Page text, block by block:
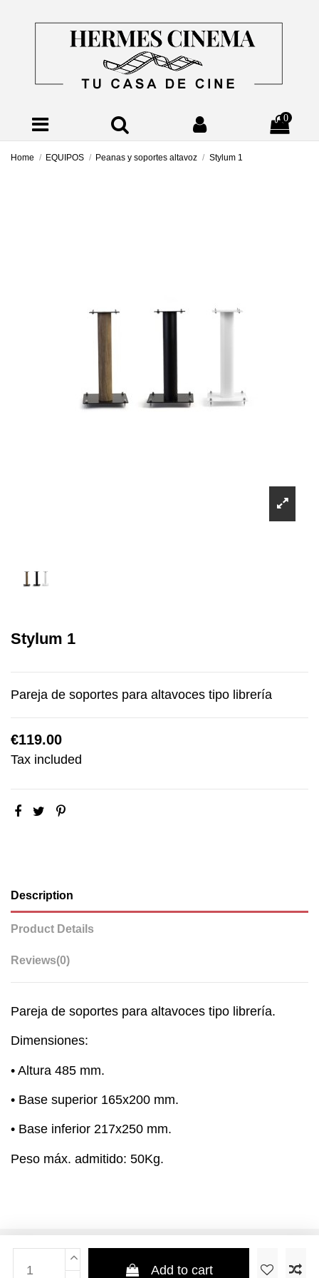
0
Home EQUIPOS Peanas y soportes altavoz Stylum 1
Stylum 1
Pareja de soportes para altavoces tipo librería
€119.00
Tax included
Add to cart
Description
Product Details
Reviews(0)
Pareja de soportes para altavoces tipo librería.
Dimensiones:
• Altura 485 mm.
• Base superior 165x200 mm.
• Base inferior 217x250 mm.
Peso máx. admitido: 50Kg.